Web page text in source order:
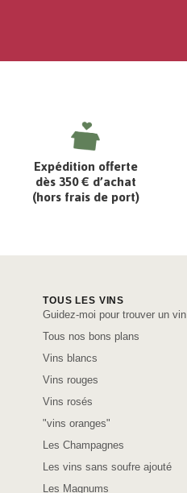
Expédition offerte
dès 350 € d’achat
(hors frais de port)
TOUS LES VINS
Guidez-moi pour trouver un vin
Tous nos bons plans
Vins blancs
Vins rouges
Vins rosés
"vins oranges"
Les Champagnes
Les vins sans soufre ajouté
Les Magnums